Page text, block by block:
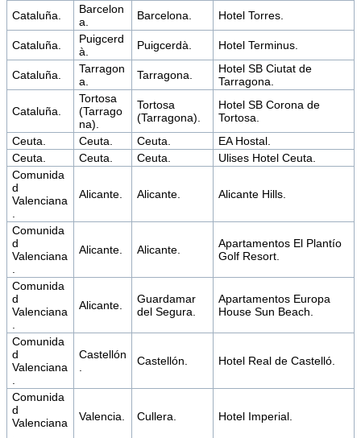
Cataluña.
Barcelon
a.
Barcelona. Hotel Torres.
Cataluña.
Puigcerd
à.
Puigcerdà. Hotel Terminus.
Cataluña.
Tarragon
a.
Tarragona.
Hotel SB Ciutat de
Tarragona.
Cataluña.
Tortosa
(Tarrago
na).
Tortosa
(Tarragona).
Hotel SB Corona de
Tortosa.
Ceuta.
Ceuta. Ceuta.
EA Hostal.
Ceuta.
Ceuta. Ceuta.
Ulises Hotel Ceuta.
Comunida
d
Valenciana
Alicante. Alicante. Alicante Hills.
Comunida
d
Valenciana
Alicante. Alicante.
Apartamentos El Plantío
Golf Resort.
Comunida
d
Valenciana
Alicante.
Guardamar
del Segura.
Apartamentos Europa
House Sun Beach.
Comunida
d
Valenciana
Castellón
Castellón. Hotel Real de Castelló.
Comunida
d
Valenciana
Valencia. Cullera. Hotel Imperial.